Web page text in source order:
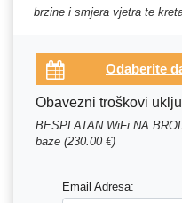
brzine i smjera vjetra te
Obavezni troškovi
BESPLATAN WiFi NA
baze (230.00 €)
Email Adresa: